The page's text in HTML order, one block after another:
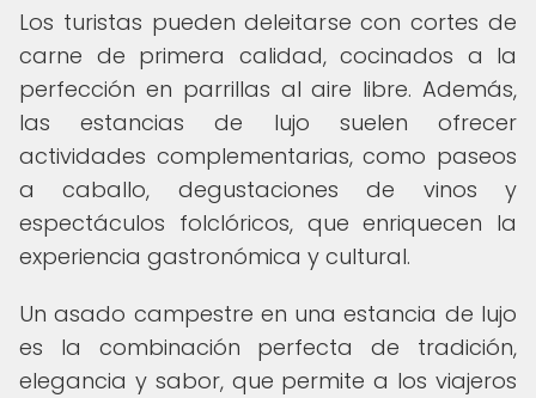
Los turistas pueden deleitarse con cortes de
carne de primera calidad, cocinados a la
perfección en parrillas al aire libre. Además,
las estancias de lujo suelen ofrecer
actividades complementarias, como paseos
a caballo, degustaciones de vinos y
espectáculos folclóricos, que enriquecen la
experiencia gastronómica y cultural.
Un asado campestre en una estancia de lujo
es la combinación perfecta de tradición,
elegancia y sabor, que permite a los viajeros